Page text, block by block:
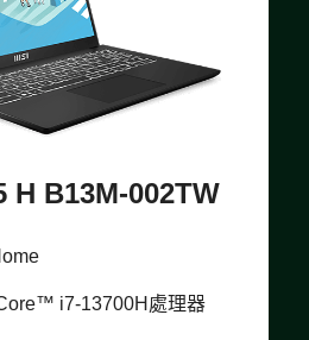
H B13M-002TW
i7-13700H處理器